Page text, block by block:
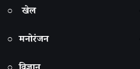
○ खेल
○ मनोरंजन